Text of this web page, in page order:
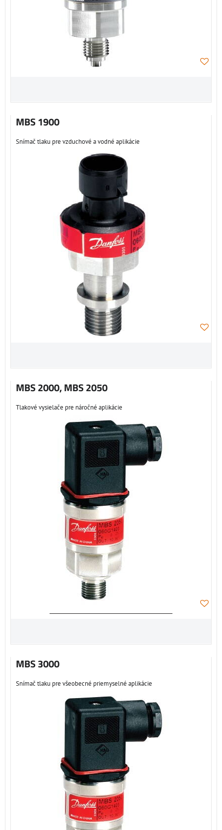
MBS 1900
Snímač tlaku pre vzduchové a vodné aplikácie
MBS 2000, MBS 2050
Tlakové vysielače pre náročné aplikácie
MBS 3000
Snímač tlaku pre všeobecné priemyselné aplikácie